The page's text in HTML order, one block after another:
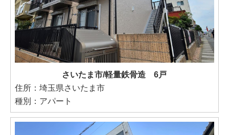
さいたま市/軽量鉄骨造 6戸
住所：埼玉県さいたま市
種別：アパート